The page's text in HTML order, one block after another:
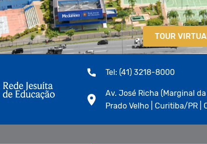
TOUR
Tel: (41) 3218-8000
Av. José Richa (Marginal
Prado Velho | Curitiba/PR |